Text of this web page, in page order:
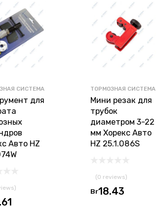
СИСТЕМА
для
Авто HZ
ТОРМОЗНАЯ СИСТЕМА
Мини резак для
трубок
диаметром 3-22
мм Хорекс Авто
HZ 25.1.086S
(0 reviews)
Br18.43